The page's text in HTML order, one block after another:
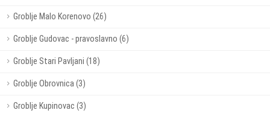
Groblje Malo Korenovo (26)
Groblje Gudovac - pravoslavno (6)
Groblje Stari Pavljani (18)
Groblje Obrovnica (3)
Groblje Kupinovac (3)